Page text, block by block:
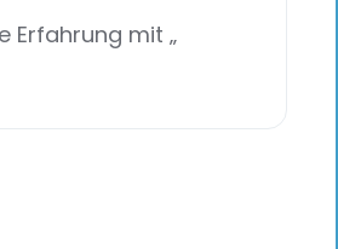
Erfahrung mit „